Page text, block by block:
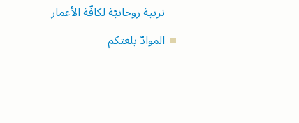
تربية روحانيّة لكافّة الأعمار
الموادّ بلغتكم